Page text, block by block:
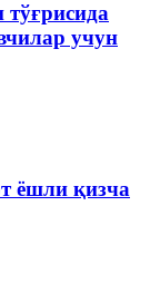
тўғрисида
учун
ёшли қизча